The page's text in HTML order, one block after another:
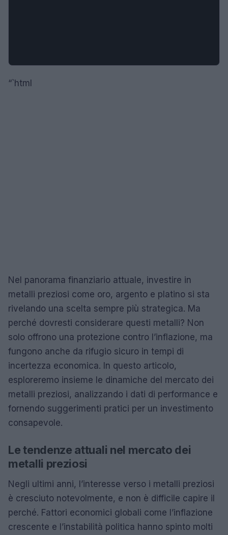
“`html
Nel panorama finanziario attuale, investire in
metalli preziosi come oro, argento e platino si sta
rivelando una scelta sempre più strategica. Ma
perché dovresti considerare questi metalli? Non
solo offrono una protezione contro l’inflazione, ma
fungono anche da rifugio sicuro in tempi di
incertezza economica. In questo articolo,
esploreremo insieme le dinamiche del mercato dei
metalli preziosi, analizzando i dati di performance e
fornendo suggerimenti pratici per un investimento
consapevole.
Le tendenze attuali nel mercato dei
metalli preziosi
Negli ultimi anni, l’interesse verso i metalli preziosi
è cresciuto notevolmente, e non è difficile capire il
perché. Fattori economici globali come l’inflazione
crescente e l’instabilità politica hanno spinto molti